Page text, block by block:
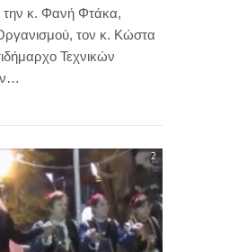
κ. Φανή Φτάκα,
τον κ. Κώστα
Τεχνικών
2